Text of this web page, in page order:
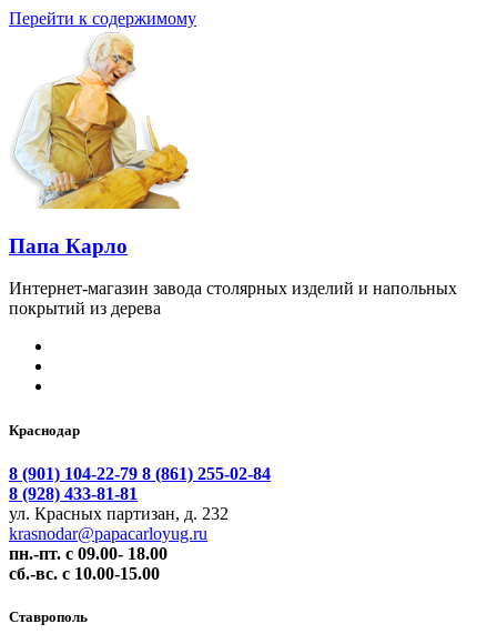
Перейти к содержимому
Папа Карло
Интернет-магазин завода столярных изделий и напольных
покрытий из дерева
Краснодар
8 (901) 104-22-79 8 (861) 255-02-84
8 (928) 433-81-81
ул. Красных партизан, д. 232
krasnodar@papacarloyug.ru
пн.-пт. с 09.00- 18.00
сб.-вс. с 10.00-15.00
Ставрополь